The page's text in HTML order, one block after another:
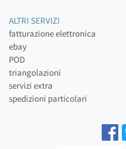
ALTRI SERVIZI
fatturazione elettronica
ebay
POD
triangolazioni
servizi extra
spedizioni particolari